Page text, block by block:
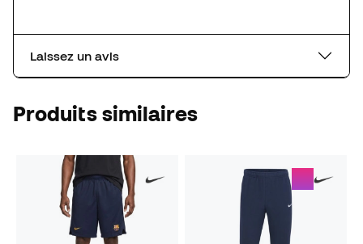
Laissez un avis
Produits similaires